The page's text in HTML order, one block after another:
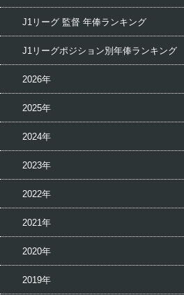
J1リーグ 監督 年俸ランキング
J1リーグポジション別年俸ランキング
2026年
2025年
2024年
2023年
2022年
2021年
2020年
2019年